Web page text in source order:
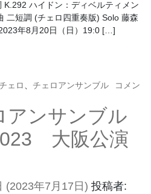
K.292 ハイドン：ディベルティメン
二短調 (チェロ四重奏版) Solo 藤森
年8月20日（日）19:0 […]
チェロ チェロアンサンブル
コメン
アンサンブル
大阪公演
(2023年7月17日) 投稿者: